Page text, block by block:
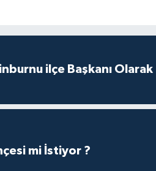
ilçe Başkanı Olarak
mi İstiyor ?